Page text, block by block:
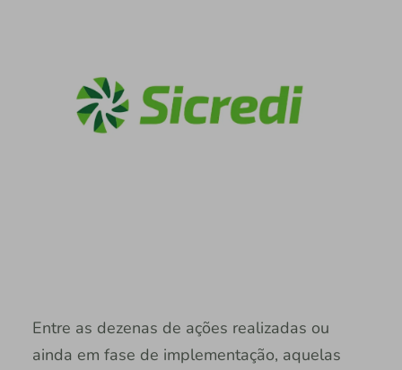
Entre as dezenas de ações realizadas ou
ainda em fase de implementação, aquelas